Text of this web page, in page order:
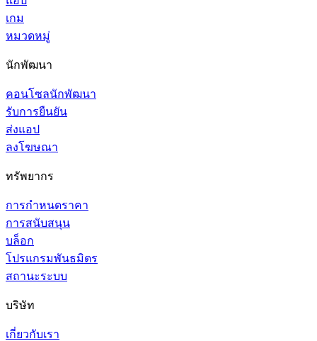
เกม
หมวดหมู่
นักพัฒนา
คอนโซลนักพัฒนา
รับการยืนยัน
ส่งแอป
ลงโฆษณา
ทรัพยากร
การกำหนดราคา
การสนับสนุน
บล็อก
โปรแกรมพันธมิตร
สถานะระบบ
บริษัท
เกี่ยวกับเรา